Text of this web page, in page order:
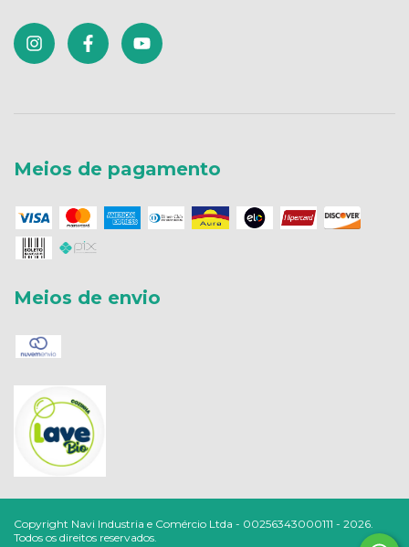
Meios de pagamento
Meios de envio
Copyright Navi Industria e Comércio Ltda - 00256343000111 - 2026.
Todos os direitos reservados.